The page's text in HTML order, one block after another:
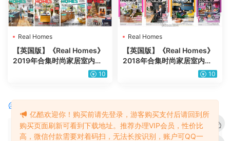
Real Homes
【英国版】《Real Homes》
2019年合集时尚家居室内改
造装修布局设计方案规划建议
10
Real Homes
【英国版】《Real Homes》
2018年合集时尚家居室内改
造装修布局设计方案规划建议
10
请先登录
亿酷欢迎你！购买前请先登录，游客购买支付后请回到所
购买页面刷新可看到下载地址。推荐办理VIP会员，性价比
高，微信付款需要对着码扫，无法长按识别，账户可QQ一